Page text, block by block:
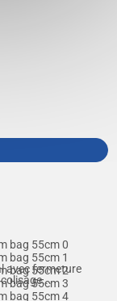
avec fermeture